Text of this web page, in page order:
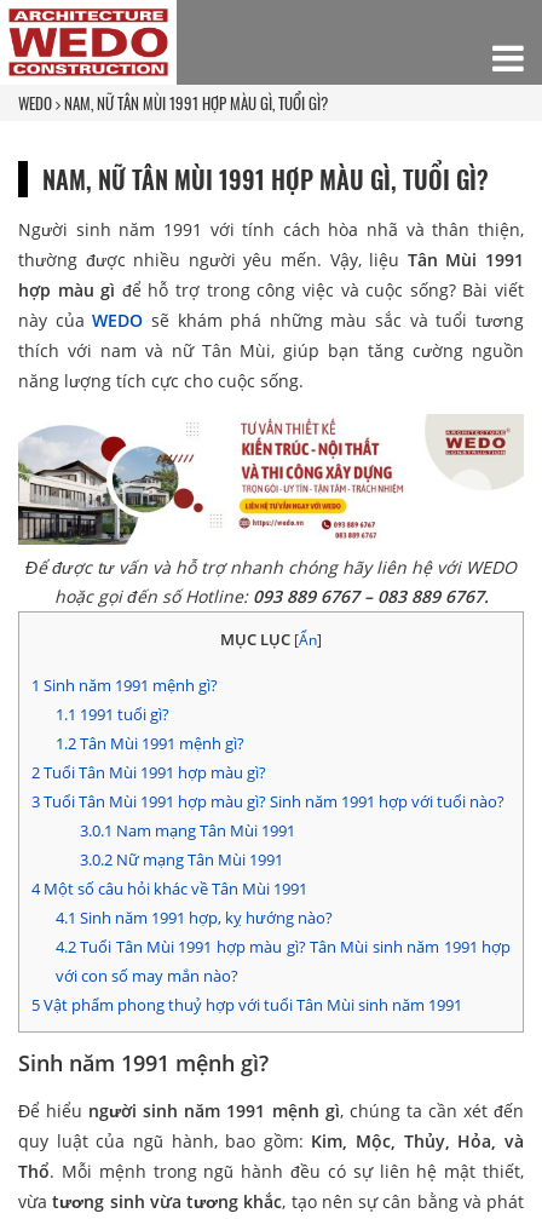
WEDO NAM, NỮ TÂN MÙI 1991 HỢP MÀU GÌ​, TUỔI GÌ?
NAM, NỮ TÂN MÙI 1991 HỢP MÀU GÌ​, TUỔI GÌ?
Người sinh năm 1991 với tính cách hòa nhã và thân thiện,
thường được nhiều người yêu mến. Vậy, liệu Tân Mùi 1991
hợp màu gì​ để hỗ trợ trong công việc và cuộc sống? Bài viết
này củaWEDO sẽ khám phá những màu sắc và tuổi tương
thích với nam và nữ Tân Mùi, giúp bạn tăng cường nguồn
năng lượng tích cực cho cuộc sống.
Để được tư vấn và hỗ trợ nhanh chóng hãy liên hệ với WEDO
hoặc gọi đến số Hotline: 093 889 6767 – 083 889 6767.
MỤC LỤC [Ẩn]
1 Sinh năm 1991 mệnh gì?
1.1 1991 tuổi gì?
1.2Tân Mùi 1991 mệnh gì?
2Tuổi Tân Mùi 1991 hợp màu gì?
3Tuổi Tân Mùi 1991 hợp màu gì? Sinh năm 1991 hợp với tuổi nào?
3.0.1 Nam mạng Tân Mùi 1991
3.0.2Nữ mạng Tân Mùi 1991
4Một số câu hỏi khác về Tân Mùi 1991
4.1 Sinh năm 1991 hợp, kỵ hướng nào?
4.2Tuổi Tân Mùi 1991 hợp màu gì? Tân Mùi sinh năm 1991 hợp
với con số may mắn nào?
5Vật phẩm phong thuỷ hợp với tuổi Tân Mùi sinh năm 1991
Sinh năm 1991 mệnh gì?
Để hiểu người sinh năm 1991 mệnh gì, chúng ta cần xét đến
quy luật của ngũ hành, bao gồm: Kim, Mộc, Thủy, Hỏa, và
Thổ. Mỗi mệnh trong ngũ hành đều có sự liên hệ mật thiết,
vừatương sinh vừa tương khắc, tạo nên sự cân bằng và phát